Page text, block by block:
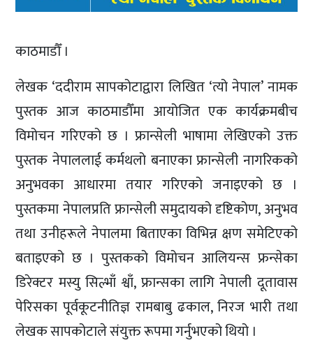
काठमाडौँ ।
लेखक ‘ददीराम सापकोटाद्वारा लिखित ‘त्यो नेपाल’ नामक
पुस्तक आज काठमाडौँमा आयोजित एक कार्यक्रमबीच
विमोचन गरिएको छ । फ्रान्सेली भाषामा लेखिएको उक्त
पुस्तक नेपाललाई कर्मथलो बनाएका फ्रान्सेली नागरिकको
अनुभवका आधारमा तयार गरिएको जनाइएको छ ।
पुस्तकमा नेपालप्रति फ्रान्सेली समुदायको दृष्टिकोण, अनुभव
तथा उनीहरूले नेपालमा बिताएका विभिन्न क्षण समेटिएको
बताइएको छ । पुस्तकको विमोचन आलियन्स फ्रन्सेका
डिरेक्टर मस्यु सिल्भाँ श्वाँ, फ्रान्सका लागि नेपाली दूतावास
पेरिसका पूर्वकूटनीतिज्ञ रामबाबु ढकाल, निरज भारी तथा
लेखक सापकोटाले संयुक्त रूपमा गर्नुभएको थियो ।